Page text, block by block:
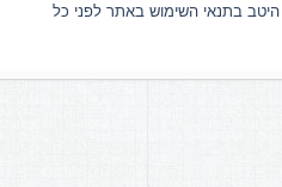
היטב בתנאי השימוש באתר לפני כל